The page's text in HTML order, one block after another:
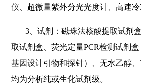
仪 、超微量紫外分光光度计、高速冷
3 、试剂：磁珠法核酸提取试剂
取试剂盒、荧光定量PCR检测试剂
基因设计引物和探针）、无水乙醇、
均为分析纯或生化试剂级。